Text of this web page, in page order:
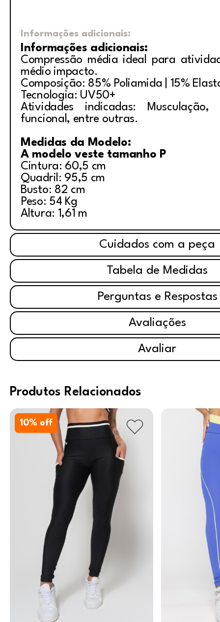
Informações adicionais:
Informações adicionais:
Compressão média ideal para
médio impacto.
Composição: 85% Poliamida | 15%
Tecnologia: UV50+
Atividades indicadas:
funcional, entre outras.
Medidas da Modelo:
A modelo veste tamanho P
Cintura: 60,5 cm
Quadril: 95,5 cm
Busto: 82 cm
Peso: 54 Kg
Altura: 1,61 m
Cuidados com a peça
Tabela de Medidas
Perguntas e Respostas
Avaliações
Avaliar
Produtos Relacionados
10% off